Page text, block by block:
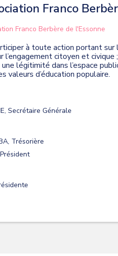
Franco
Franco Berbère de l'Essonne
à toute action portant
l’engagement citoyen et
légitimité dans l’espace
valeurs d’éducation populaire.
Secrétaire Générale
Trésorière